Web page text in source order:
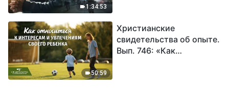
1:34:53
обрести Божье
спасение?
50:59
Христианские
свидетельства об опыте.
Вып. 746: «Как